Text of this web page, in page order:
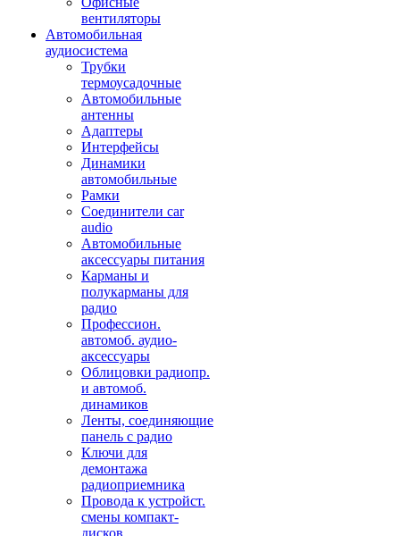
вентиляторы
Автомобильная
аудиосистема
Трубки
термоусадочные
Автомобильные
антенны
Адаптеры
Интерфейсы
Динамики
автомобильные
Рамки
Соединители car
audio
Автомобильные
аксессуары питания
Карманы и
полукарманы для
радио
Профессион.
автомоб. аудио-
аксессуары
Облицовки радиопр.
и автомоб.
динамиков
Ленты, соединяющие
панель с радио
Ключи для
демонтажа
радиоприемника
Провода к устройст.
смены компакт-
дисков